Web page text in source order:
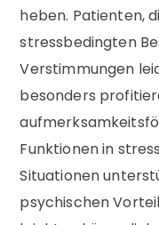
heben. Patienten,
stressbedingten
Verstimmungen
besonders
Funktionen in
Situationen
psychischen